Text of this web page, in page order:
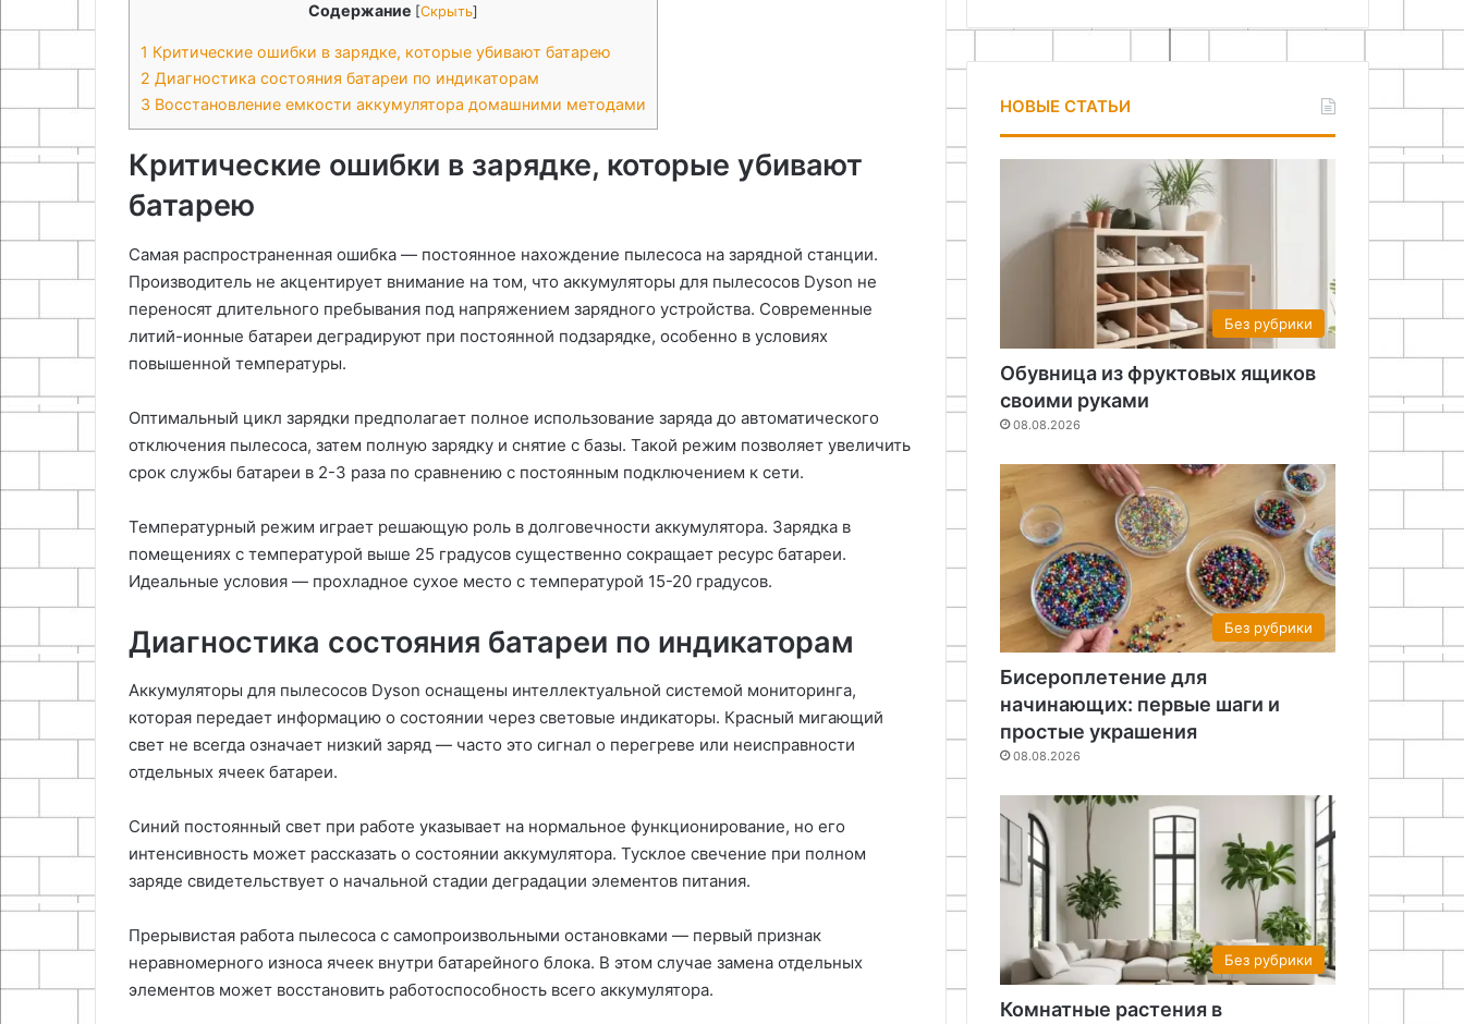
Содержание [Скрыть]
1 Критические ошибки в зарядке, которые убивают батарею
2 Диагностика состояния батареи по индикаторам
3 Восстановление емкости аккумулятора домашними методами
Критические ошибки в зарядке, которые убивают
батарею
Самая распространенная ошибка — постоянное нахождение пылесоса на зарядной станции.
Производитель не акцентирует внимание на том, что аккумуляторы для пылесосов Dyson не
переносят длительного пребывания под напряжением зарядного устройства. Современные
литий-ионные батареи деградируют при постоянной подзарядке, особенно в условиях
повышенной температуры.
Оптимальный цикл зарядки предполагает полное использование заряда до автоматического
отключения пылесоса, затем полную зарядку и снятие с базы. Такой режим позволяет увеличить
срок службы батареи в 2-3 раза по сравнению с постоянным подключением к сети.
Температурный режим играет решающую роль в долговечности аккумулятора. Зарядка в
помещениях с температурой выше 25 градусов существенно сокращает ресурс батареи.
Идеальные условия — прохладное сухое место с температурой 15-20 градусов.
Диагностика состояния батареи по индикаторам
Аккумуляторы для пылесосов Dyson оснащены интеллектуальной системой мониторинга,
которая передает информацию о состоянии через световые индикаторы. Красный мигающий
свет не всегда означает низкий заряд — часто это сигнал о перегреве или неисправности
отдельных ячеек батареи.
Синий постоянный свет при работе указывает на нормальное функционирование, но его
интенсивность может рассказать о состоянии аккумулятора. Тусклое свечение при полном
заряде свидетельствует о начальной стадии деградации элементов питания.
Прерывистая работа пылесоса с самопроизвольными остановками — первый признак
неравномерного износа ячеек внутри батарейного блока. В этом случае замена отдельных
элементов может восстановить работоспособность всего аккумулятора.
НОВЫЕ СТАТЬИ
Без рубрики
Обувница из фруктовых ящиков
своими руками
08.08.2026
Без рубрики
Бисероплетение для
начинающих: первые шаги и
простые украшения
08.08.2026
Без рубрики
Комнатные растения в